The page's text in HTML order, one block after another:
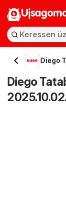
Diego
Diego